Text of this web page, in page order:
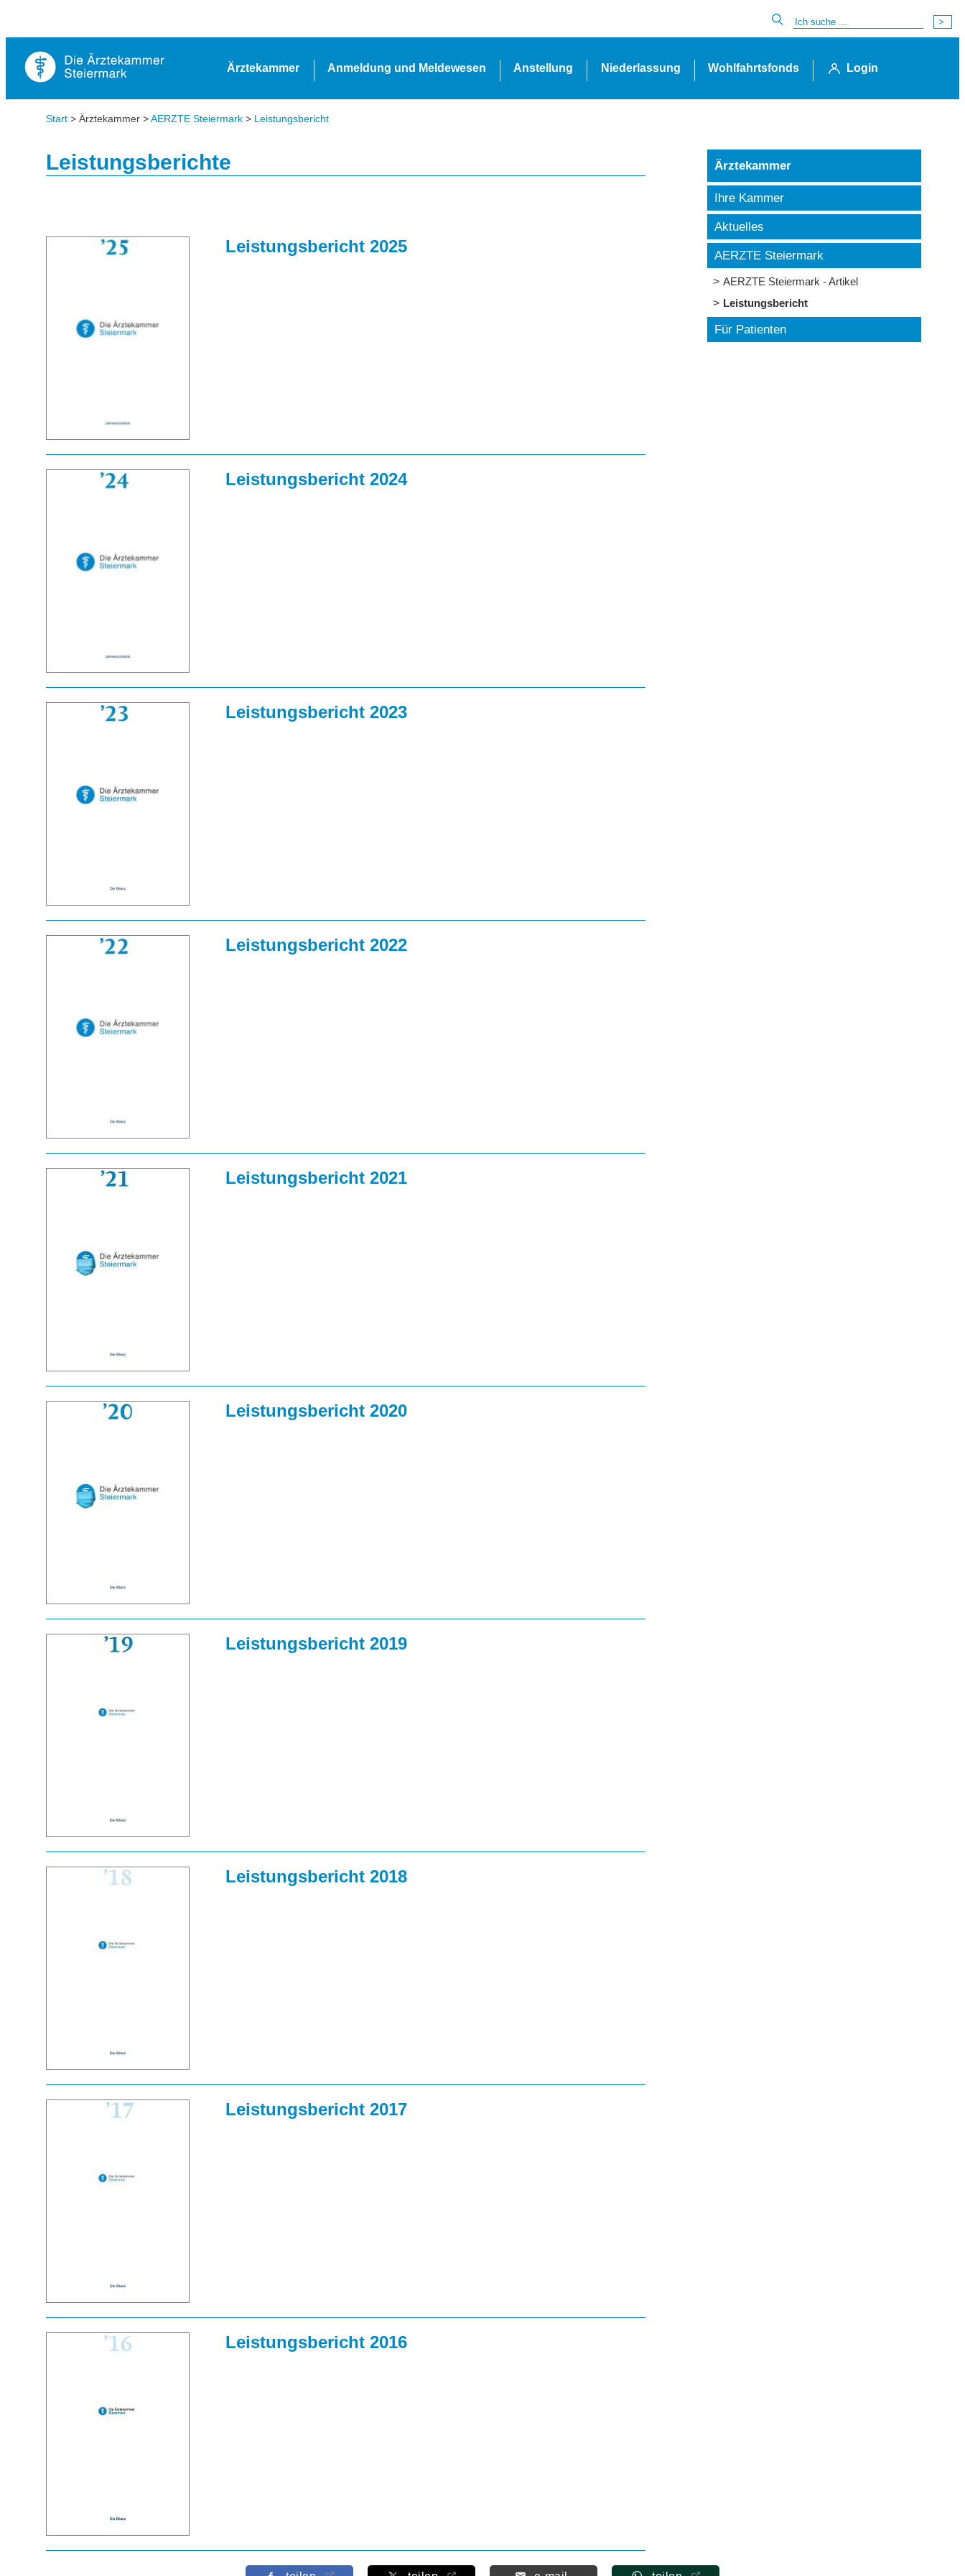
Ärztekammer Anmeldung und Meldewesen Anstellung Niederlassung Wohlfahrtsfonds Login
Start > Ärztekammer >AERZTE Steiermark > Leistungsbericht
Leistungsberichte
Leistungsbericht 2025
Leistungsbericht 2024
Leistungsbericht 2023
Leistungsbericht 2022
Leistungsbericht 2021
Leistungsbericht 2020
Leistungsbericht 2019
Leistungsbericht 2018
Leistungsbericht 2017
Leistungsbericht 2016
Ärztekammer
Ihre Kammer
Aktuelles
AERZTE Steiermark
AERZTE Steiermark - Artikel
Leistungsbericht
Für Patienten